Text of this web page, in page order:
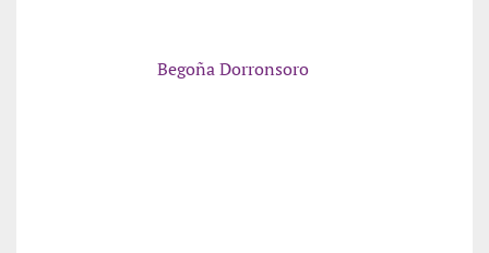
Begoña Dorronsoro